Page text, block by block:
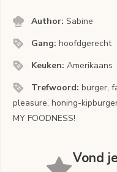
Author:Sabine
Gang:hoofdgerecht
Keuken:Amerikaans
Trefwoord:burger,
pleasure, honing-
MY FOODNESS!
Vond